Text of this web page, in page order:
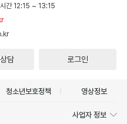
시간 12:15 ~ 13:15
담 로그인
청소년보호정책 영상정보
사업자 정보